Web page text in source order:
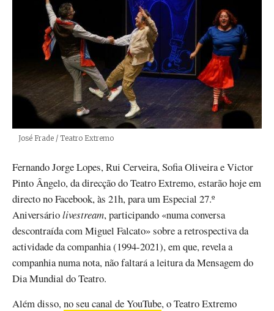
Créditos
José Frade / Teatro Extremo
Fernando Jorge Lopes, Rui Cerveira, Sofia Oliveira e Victor
Pinto Ângelo, da direcção do Teatro Extremo, estarão hoje em
directo no Facebook, às 21h, para um Especial 27.º
Aniversáriolivestream, participando «numa conversa
descontraída com Miguel Falcato» sobre a retrospectiva da
actividade da companhia (1994-2021), em que, revela a
companhia numa nota, não faltará a leitura da Mensagem do
Dia Mundial do Teatro.
Além disso,no seu canal de YouTube, o Teatro Extremo